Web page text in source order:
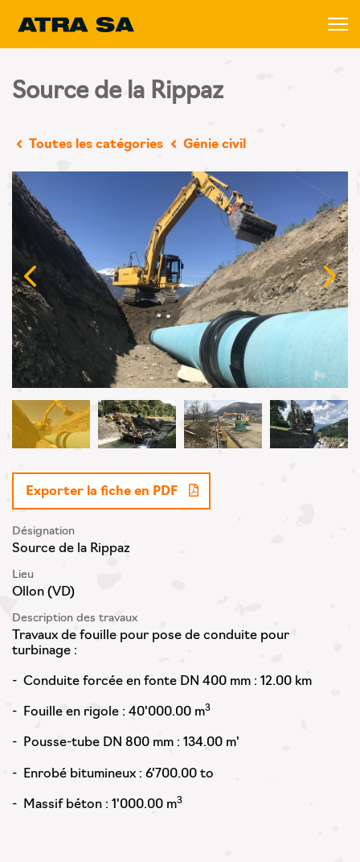
Source de la Rippaz
Toutes les catégories Génie civil
Exporter la fiche en PDF
Désignation
Source de la Rippaz
Lieu
Ollon (VD)
Description des travaux
Travaux de fouille pour pose de conduite pour
turbinage :
- Conduite forcée en fonte DN 400 mm : 12.00 km
- Fouille en rigole : 40'000.00 m3
- Pousse-tube DN 800 mm : 134.00 m'
- Enrobé bitumineux : 6'700.00 to
- Massif béton : 1'000.00 m3